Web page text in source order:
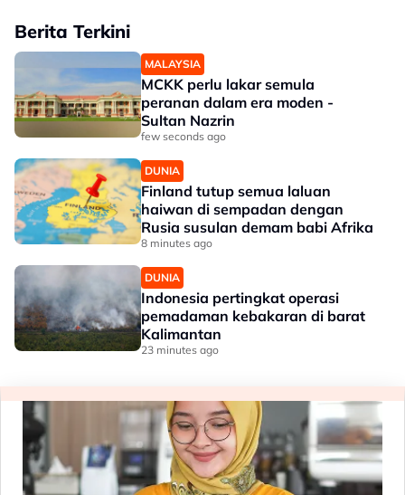
Berita Terkini
MALAYSIA
MCKK perlu lakar semula
peranan dalam era moden -
Sultan Nazrin
few seconds ago
DUNIA
Finland tutup semua laluan
haiwan di sempadan dengan
Rusia susulan demam babi Afrika
8 minutes ago
DUNIA
Indonesia pertingkat operasi
pemadaman kebakaran di barat
Kalimantan
23 minutes ago